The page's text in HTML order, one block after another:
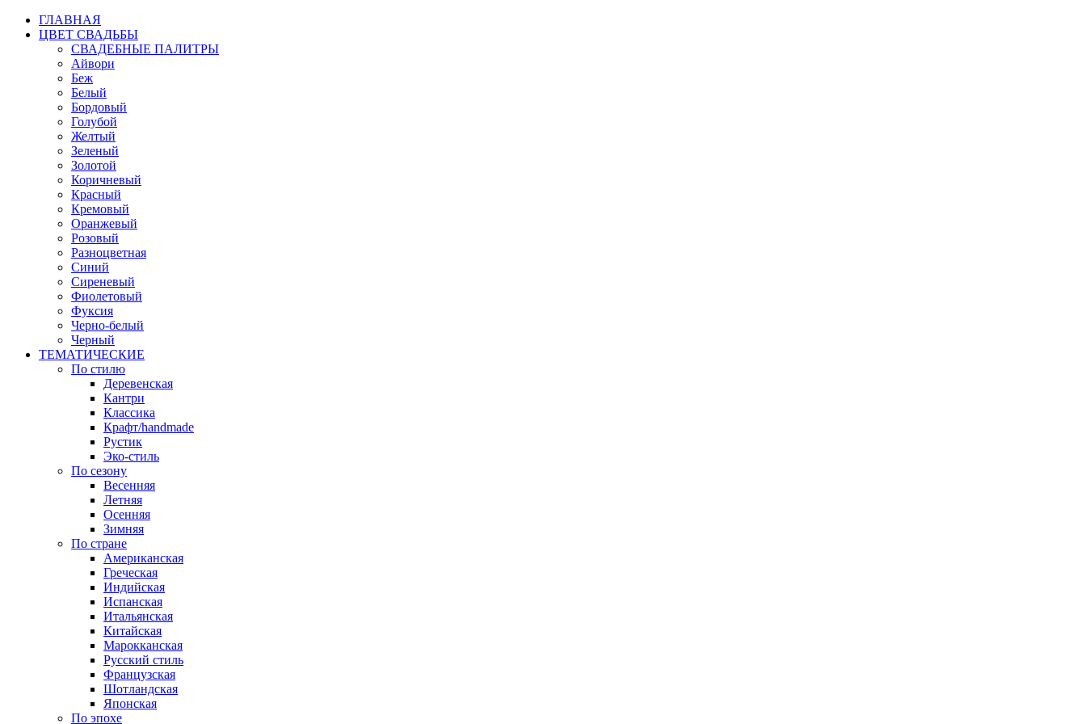
ГЛАВНАЯ
ЦВЕТ СВАДЬБЫ
СВАДЕБНЫЕ ПАЛИТРЫ
Айвори
Беж
Белый
Бордовый
Голубой
Желтый
Зеленый
Золотой
Коричневый
Красный
Кремовый
Оранжевый
Розовый
Разноцветная
Синий
Сиреневый
Фиолетовый
Фуксия
Черно-белый
Черный
ТЕМАТИЧЕСКИЕ
По стилю
Деревенская
Кантри
Классика
Крафт/handmade
Рустик
Эко-стиль
По сезону
Весенняя
Летняя
Осенняя
Зимняя
По стране
Американская
Греческая
Индийская
Испанская
Итальянская
Китайская
Марокканская
Русский стиль
Французская
Шотландская
Японская
По эпохе